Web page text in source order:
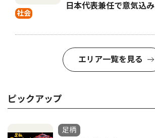
社会
日本代表兼任で意気込み
エリア一覧を見る
ピックアップ
足柄